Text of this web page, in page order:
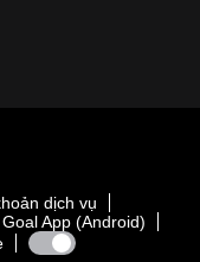
dịch vụ
Goal App (Android)